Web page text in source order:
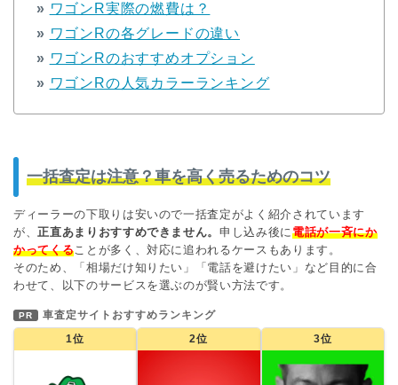
» ワゴンR実際の燃費は？
» ワゴンRの各グレードの違い
» ワゴンRのおすすめオプション
» ワゴンRの人気カラーランキング
一括査定は注意？車を高く売るためのコツ
ディーラーの下取りは安いので一括査定がよく紹介されています
が、正直あまりおすすめできません。申し込み後に電話が一斉にか
かってくることが多く、対応に追われるケースもあります。
そのため、「相場だけ知りたい」「電話を避けたい」など目的に合
わせて、以下のサービスを選ぶのが賢い方法です。
PR
車査定サイトおすすめランキング
1位
2位 3位